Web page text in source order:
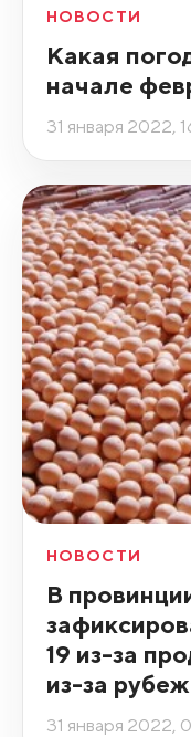
НОВОСТИ
Какая
начале
31 января 2022,
НОВОСТИ
В
19 из-за
из-за
31 января 2022,